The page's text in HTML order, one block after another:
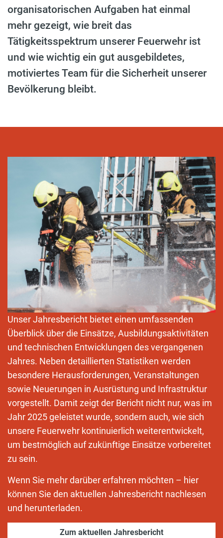
organisatorischen Aufgaben hat einmal
mehr gezeigt, wie breit das
Tätigkeitsspektrum unserer Feuerwehr ist
und wie wichtig ein gut ausgebildetes,
motiviertes Team für die Sicherheit unserer
Bevölkerung bleibt.
Unser Jahresbericht bietet einen umfassenden
Überblick über die Einsätze, Ausbildungsaktivitäten
und technischen Entwicklungen des vergangenen
Jahres. Neben detaillierten Statistiken werden
besondere Herausforderungen, Veranstaltungen
sowie Neuerungen in Ausrüstung und Infrastruktur
vorgestellt. Damit zeigt der Bericht nicht nur, was im
Jahr 2025 geleistet wurde, sondern auch, wie sich
unsere Feuerwehr kontinuierlich weiterentwickelt,
um bestmöglich auf zukünftige Einsätze vorbereitet
zu sein.
Wenn Sie mehr darüber erfahren möchten – hier
können Sie den aktuellen Jahresbericht nachlesen
und herunterladen.
Zum aktuellen Jahresbericht